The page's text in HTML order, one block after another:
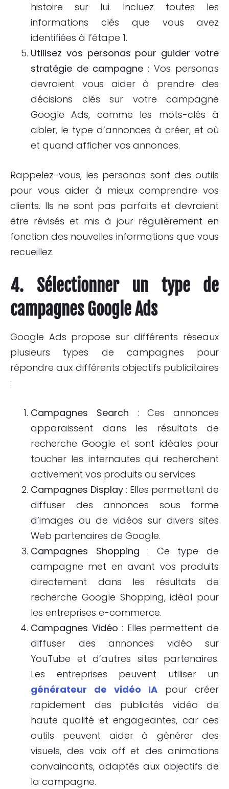
histoire sur lui. Incluez toutes les
informations clés que vous avez
identifiées à l’étape 1.
Utilisez vos personas pour guider votre
stratégie de campagne : Vos personas
devraient vous aider à prendre des
décisions clés sur votre campagne
Google Ads, comme les mots-clés à
cibler, le type d’annonces à créer, et où
et quand afficher vos annonces.
Rappelez-vous, les personas sont des outils
pour vous aider à mieux comprendre vos
clients. Ils ne sont pas parfaits et devraient
être révisés et mis à jour régulièrement en
fonction des nouvelles informations que vous
recueillez.
4. Sélectionner un type de
campagnes Google Ads
Google Ads propose sur différents réseaux
plusieurs types de campagnes pour
répondre aux différents objectifs publicitaires
:
Campagnes Search : Ces annonces
apparaissent dans les résultats de
recherche Google et sont idéales pour
toucher les internautes qui recherchent
activement vos produits ou services.
Campagnes Display : Elles permettent de
diffuser des annonces sous forme
d’images ou de vidéos sur divers sites
Web partenaires de Google.
Campagnes Shopping : Ce type de
campagne met en avant vos produits
directement dans les résultats de
recherche Google Shopping, idéal pour
les entreprises e-commerce.
Campagnes Vidéo : Elles permettent de
diffuser des annonces vidéo sur
YouTube et d’autres sites partenaires.
Les entreprises peuvent utiliser un
générateur de vidéo IA pour créer
rapidement des publicités vidéo de
haute qualité et engageantes, car ces
outils peuvent aider à générer des
visuels, des voix off et des animations
convaincants, adaptés aux objectifs de
la campagne.